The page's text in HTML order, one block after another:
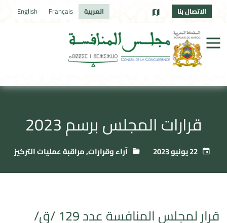
الاتصال بنا العربية Français
English
قرارات المجلس برسم 2023
22 يونيو 2023 آراء وقرارات,مراقبة عمليات التركيز
قرار لمجلس المنافسة عدد 129 /ق/